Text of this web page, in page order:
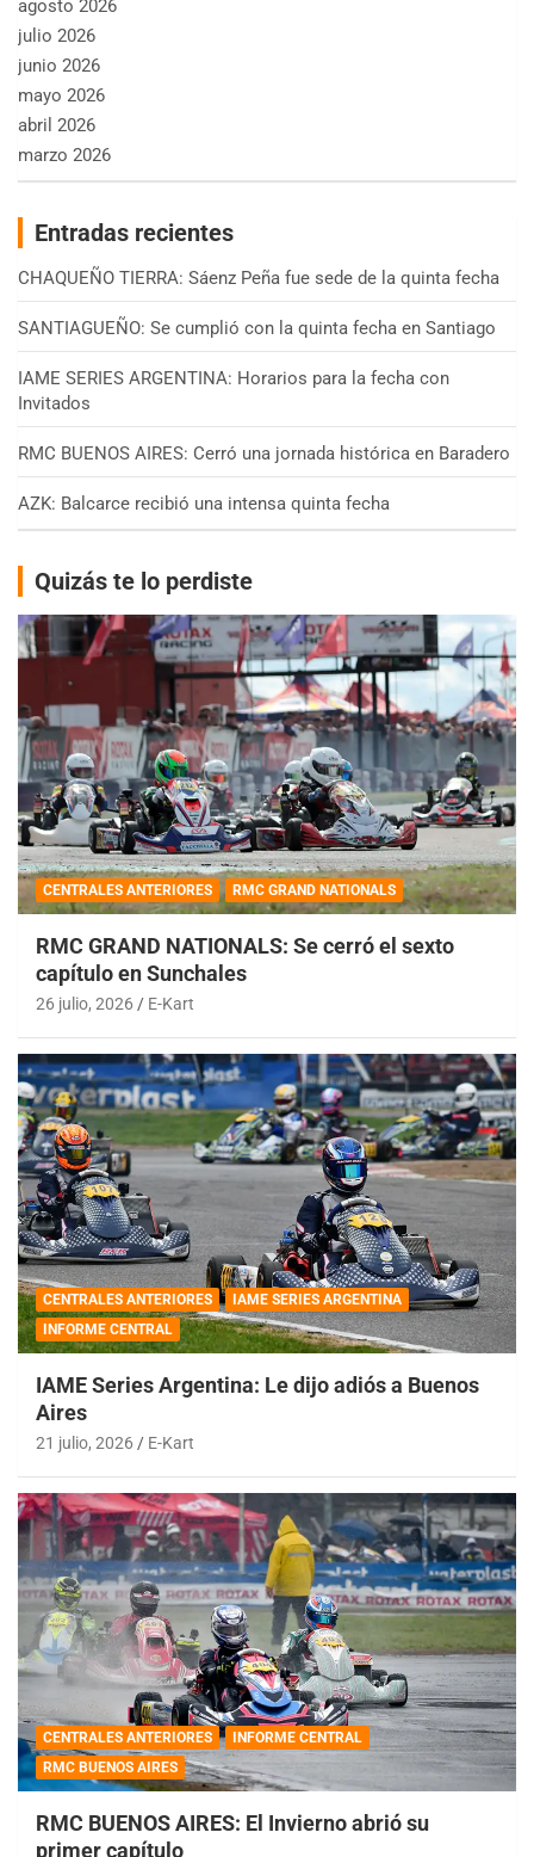
agosto 2026
julio 2026
junio 2026
mayo 2026
abril 2026
marzo 2026
Entradas recientes
CHAQUEÑO TIERRA: Sáenz Peña fue sede de la quinta fecha
SANTIAGUEÑO: Se cumplió con la quinta fecha en Santiago
IAME SERIES ARGENTINA: Horarios para la fecha con
Invitados
RMC BUENOS AIRES: Cerró una jornada histórica en Baradero
AZK: Balcarce recibió una intensa quinta fecha
Quizás te lo perdiste
CENTRALES ANTERIORES RMC GRAND NATIONALS
RMC GRAND NATIONALS: Se cerró el sexto
capítulo en Sunchales
26 julio, 2026 E-Kart
CENTRALES ANTERIORES
IAME SERIES ARGENTINA
INFORME CENTRAL
IAME Series Argentina: Le dijo adiós a Buenos
Aires
21 julio, 2026 E-Kart
CENTRALES ANTERIORES
INFORME CENTRAL
RMC BUENOS AIRES
RMC BUENOS AIRES: El Invierno abrió su
primer capítulo